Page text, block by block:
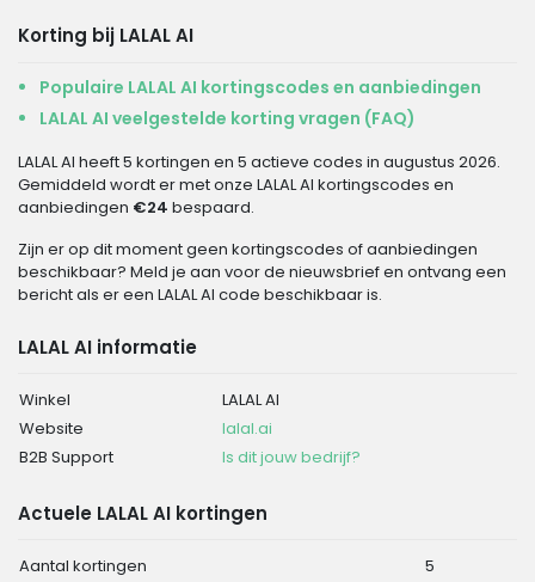
Korting bij LALAL AI
Populaire LALAL AI kortingscodes en aanbiedingen
LALAL AI veelgestelde korting vragen (FAQ)
LALAL AI heeft 5 kortingen en 5 actieve codes in augustus 2026.
Gemiddeld wordt er met onze LALAL AI kortingscodes en
aanbiedingen €24 bespaard.
Zijn er op dit moment geen kortingscodes of aanbiedingen
beschikbaar? Meld je aan voor de nieuwsbrief en ontvang een
bericht als er een LALAL AI code beschikbaar is.
LALAL AI informatie
Winkel
LALAL AI
Website
lalal.ai
B2B Support
Is dit jouw bedrijf?
Actuele LALAL AI kortingen
Aantal kortingen
5